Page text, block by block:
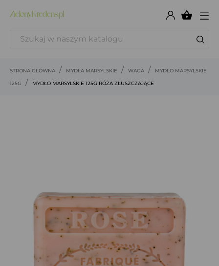

STRONA GŁÓWNA MYDŁA MARSYLSKIE WAGA
MYDŁO MARSYLSKIE
125G
MYDŁO MARSYLSKIE 125G RÓŻA ZŁUSZCZAJĄCE